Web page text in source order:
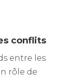
conflits
entre les
rôle de